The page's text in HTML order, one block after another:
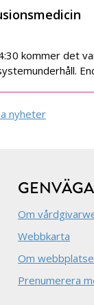
kommer det
nyheter
Om
Webbkarta
Om
Prenumerera